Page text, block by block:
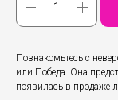
Познакомьтесь с
или Победа. Она
появилась в продаже